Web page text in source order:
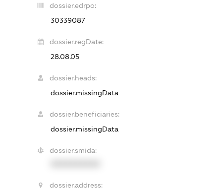
dossier.edrpo:
30339087
dossier.regDate:
28.08.05
dossier.heads:
dossier.missingData
dossier.beneficiaries:
dossier.missingData
dossier.smida:
dossier.address: